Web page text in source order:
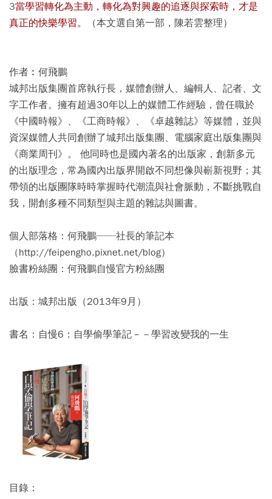
3當學習轉化為主動，轉化為對興趣的追逐與探索時，才是
真正的快樂學習。
（本文選自第一部，陳若雲整理）
作者︰何飛鵬
城邦出版集團首席執行長，媒體創辦人、編輯人、記者、文
字工作者。擁有超過30年以上的媒體工作經驗，曾任職於
《中國時報》、《工商時報》、《卓越雜誌》等媒體，並與
資深媒體人共同創辦了城邦出版集團、電腦家庭出版集團與
《商業周刊》。 他同時也是國內著名的出版家，創新多元
的出版理念，常為國內出版界開啟不同想像與嶄新視野；其
帶領的出版團隊時時掌握時代潮流與社會脈動，不斷挑戰自
我，開創多種不同類型與主題的雜誌與圖書。
個人部落格：何飛鵬──社長的筆記本
（http://feipengho.pixnet.net/blog）
臉書粉絲團：何飛鵬自慢官方粉絲團
出版：城邦出版（2013年9月）
書名：自慢6：自學偷學筆記－－學習改變我的一生
目錄：